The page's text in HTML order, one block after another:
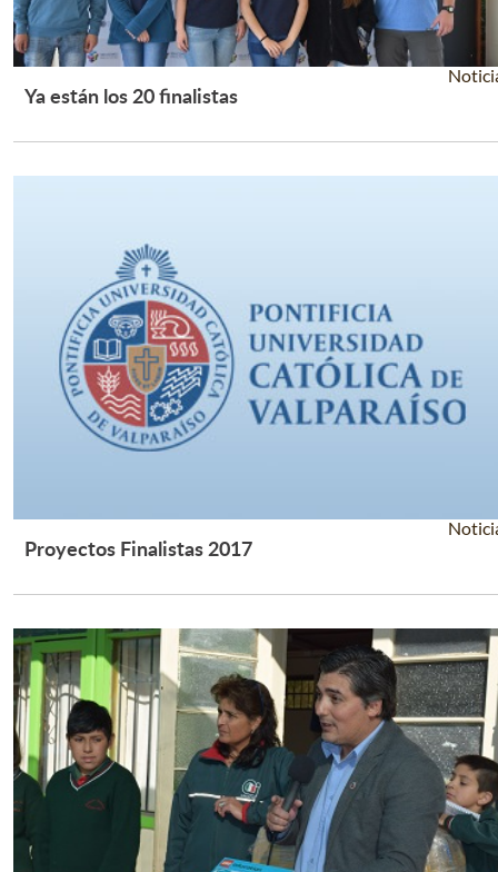
Ya están los 20 finalistas
Proyectos Finalistas 2017